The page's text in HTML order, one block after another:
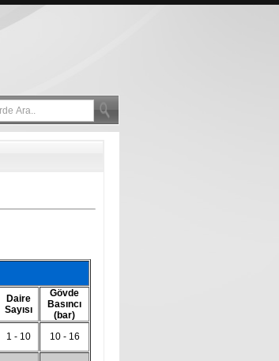
Daire
Sayısı
Gövde
Basıncı
(bar)
1 - 10 10 - 16